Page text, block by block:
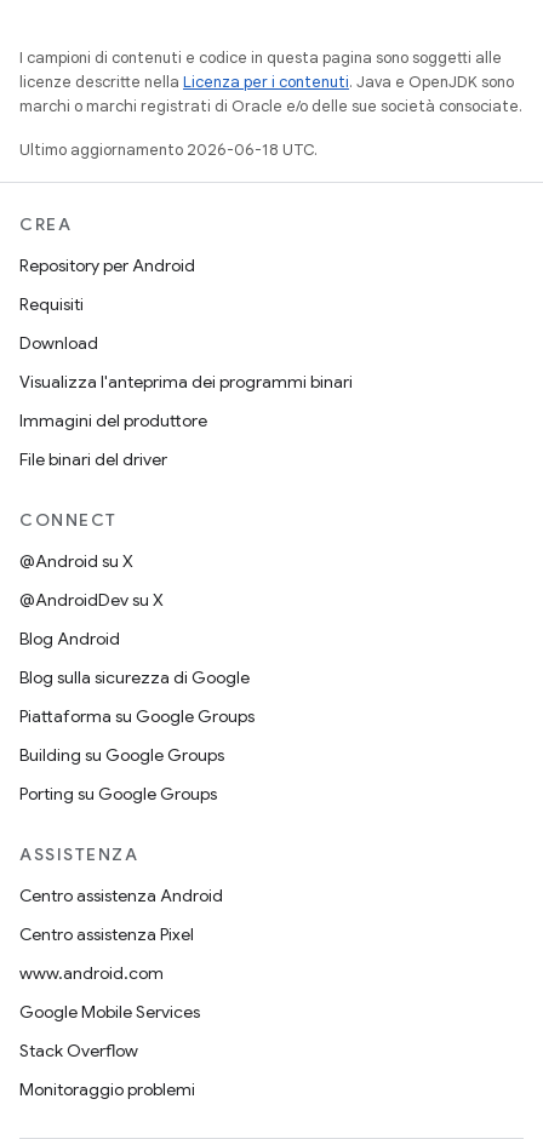
I campioni di contenuti e codice in questa pagina sono soggetti alle
licenze descritte nella Licenza per i contenuti. Java e OpenJDK sono
marchi o marchi registrati di Oracle e/o delle sue società consociate.
Ultimo aggiornamento 2026-06-18 UTC.
CREA
Repository per Android
Requisiti
Download
Visualizza l'anteprima dei programmi binari
Immagini del produttore
File binari del driver
CONNECT
@Android su X
@AndroidDev su X
Blog Android
Blog sulla sicurezza di Google
Piattaforma su Google Groups
Building su Google Groups
Porting su Google Groups
ASSISTENZA
Centro assistenza Android
Centro assistenza Pixel
www.android.com
Google Mobile Services
Stack Overflow
Monitoraggio problemi